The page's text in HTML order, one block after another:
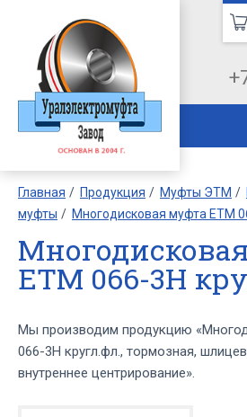
Главная Продукция Муфты ЭТМ
муфты
Многодисковая муфта ЕТМ
ЕТМ 066-3Н
Мы производим продукцию
066-3Н кругл.фл., тормозная,
внутреннее центрирование».